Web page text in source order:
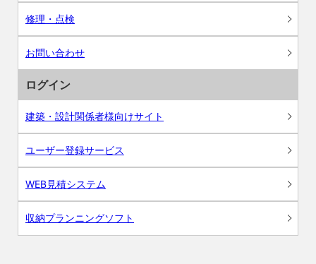
修理・点検
お問い合わせ
ログイン
建築・設計関係者様向けサイト
ユーザー登録サービス
WEB見積システム
収納プランニングソフト